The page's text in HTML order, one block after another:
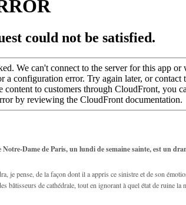
Notre-Dame de Paris, un lundi de semaine sainte, est un
je pense, de la façon dont il a appris ce sinistre et de son
bâtisseurs de cathédrale, tout en ignorant à quel état de ruine la